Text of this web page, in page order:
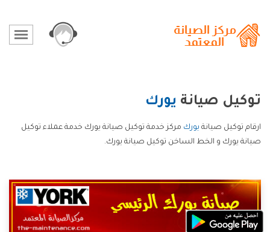
توكيل صيانة يورك
ارقام توكيل صيانة يورك مركز خدمة توكيل صيانة يورك خدمة عملاء توكيل
صيانة يورك و الخط الساخن توكيل صيانة يورك.